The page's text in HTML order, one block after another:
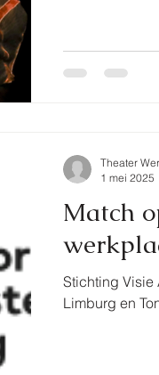
Match
Stichting Visie
Limburg en
Theater
1 mei 2025